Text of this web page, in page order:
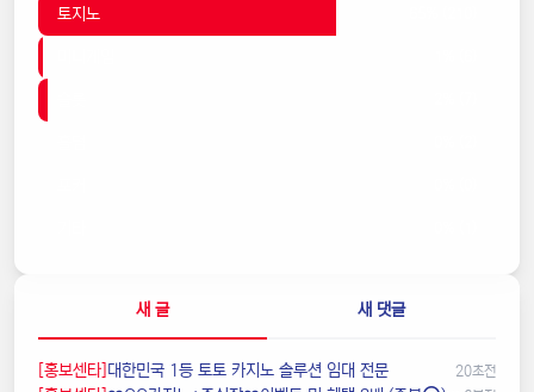
토지노
새 글 새 댓글
[홍보센타] ️대한민국️ 1등 토토 카지노 솔루션 임대 전문 20초전